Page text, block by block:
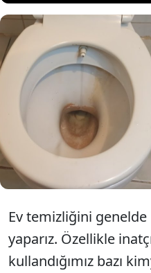
Bu
Ev temizliğini
yaparız. Özellikle
kullandığımız bazı